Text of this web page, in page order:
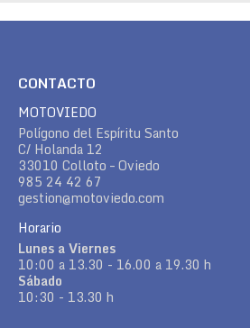
CONTACTO
MOTOVIEDO
Polígono del Espíritu Santo
C/ Holanda 12
33010 Colloto – Oviedo
985 24 42 67
gestion@motoviedo.com
Horario
Lunes a Viernes
10:00 a 13.30 - 16.00 a 19.30 h
Sábado
10:30 - 13.30 h